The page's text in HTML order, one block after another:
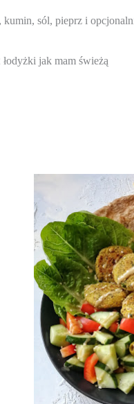
sól, pieprz i
jak mam świeżą